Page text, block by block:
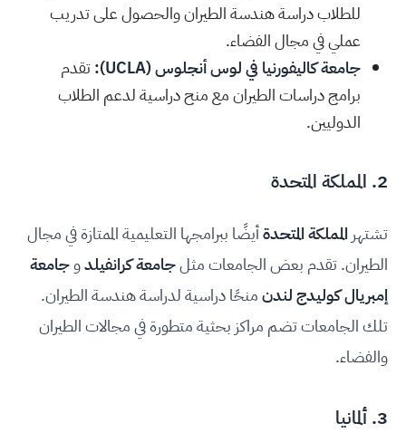
للطلاب دراسة هندسة الطيران والحصول على تدريب
عملي في مجال الفضاء.
جامعة كاليفورنيا في لوس أنجلوس (UCLA)
:تقدم
برامج دراسات الطيران مع منح دراسية لدعم الطلاب
الدوليين.
2. المملكة المتحدة
تشتهر المملكة المتحدةأيضًا ببرامجها التعليمية الممتازة في مجال
الطيران. تقدم بعض الجامعات مثلجامعة كرانفيلدوجامعة
إمبريال كوليدج لندنمنحًا دراسية لدراسة هندسة الطيران.
تلك الجامعات تضم مراكز بحثية متطورة في مجالات الطيران
والفضاء.
3. ألمانيا